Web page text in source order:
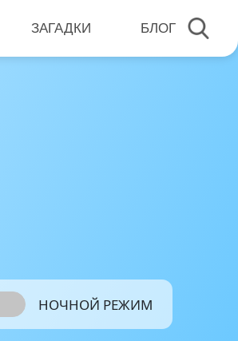
ЗАГАДКИ БЛОГ
НОЧНОЙ РЕЖИМ